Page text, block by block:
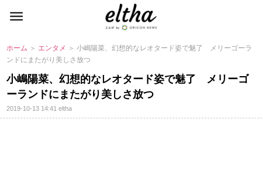
ホーム ＞ エンタメ ＞ 小嶋陽菜、幻想的なレオタード姿で魅了 メリーゴーラ
ンドにまたがり美しさ放つ
小嶋陽菜、幻想的なレオタード姿で魅了 メリーゴ
ーランドにまたがり美しさ放つ
2019-10-13 14:41eltha